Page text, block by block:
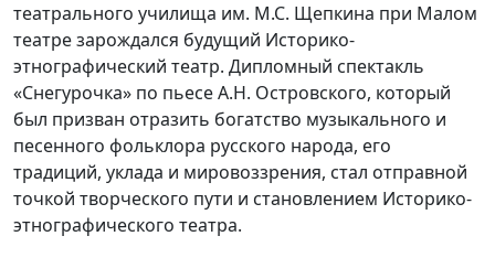
театрального училища им. М.С. Щепкина при Малом
театре зарождался будущий Историко-
этнографический театр. Дипломный спектакль
«Снегурочка» по пьесе А.Н. Островского, который
был призван отразить богатство музыкального и
песенного фольклора русского народа, его
традиций, уклада и мировоззрения, стал отправной
точкой творческого пути и становлением Историко-
этнографического театра.